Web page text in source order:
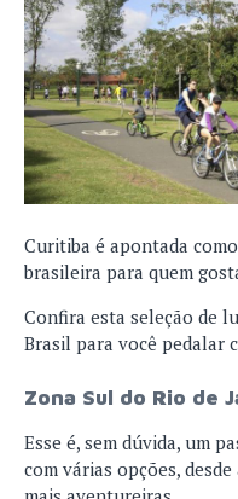
Curitiba é apontada
brasileira para quem
Confira esta seleção de
Brasil para você pedalar
Zona Sul do Rio de
Esse é, sem dúvida, um
com várias opções,